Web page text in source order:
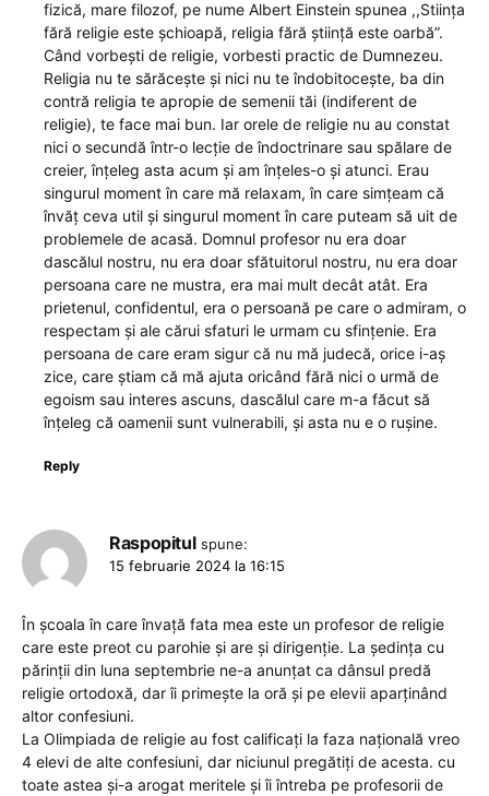
fizică, mare filozof, pe nume Albert Einstein spunea ,,Stiința
fără religie este șchioapă, religia fără știință este oarbă”.
Când vorbești de religie, vorbesti practic de Dumnezeu.
Religia nu te sărăcește și nici nu te îndobitocește, ba din
contră religia te apropie de semenii tăi (indiferent de
religie), te face mai bun. Iar orele de religie nu au constat
nici o secundă într-o lecţie de îndoctrinare sau spălare de
creier, înţeleg asta acum şi am înţeles-o şi atunci. Erau
singurul moment în care mă relaxam, în care simţeam că
învăţ ceva util şi singurul moment în care puteam să uit de
problemele de acasă. Domnul profesor nu era doar
dascălul nostru, nu era doar sfătuitorul nostru, nu era doar
persoana care ne mustra, era mai mult decât atât. Era
prietenul, confidentul, era o persoană pe care o admiram, o
respectam şi ale cărui sfaturi le urmam cu sfinţenie. Era
persoana de care eram sigur că nu mă judecă, orice i-aş
zice, care ştiam că mă ajuta oricând fără nici o urmă de
egoism sau interes ascuns, dascălul care m-a făcut să
înţeleg că oamenii sunt vulnerabili, şi asta nu e o ruşine.
Reply
Raspopitul spune:
15 februarie 2024 la 16:15
În școala în care învață fata mea este un profesor de religie
care este preot cu parohie și are și dirigenție. La ședința cu
părinții din luna septembrie ne-a anunțat ca dânsul predă
religie ortodoxă, dar îi primește la oră și pe elevii aparținând
altor confesiuni.
La Olimpiada de religie au fost calificați la faza națională vreo
4 elevi de alte confesiuni, dar niciunul pregătiți de acesta. cu
toate astea și-a arogat meritele și îi întreba pe profesorii de